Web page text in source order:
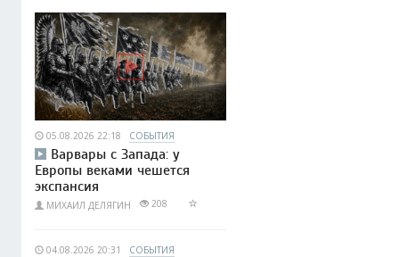
05.08.2026 22:18 СОБЫТИЯ
Варвары с Запада: у
Европы веками чешется
экспансия
МИХАИЛ ДЕЛЯГИН 208
04.08.2026 20:31 СОБЫТИЯ